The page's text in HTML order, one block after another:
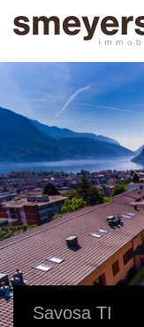
Savosa TI